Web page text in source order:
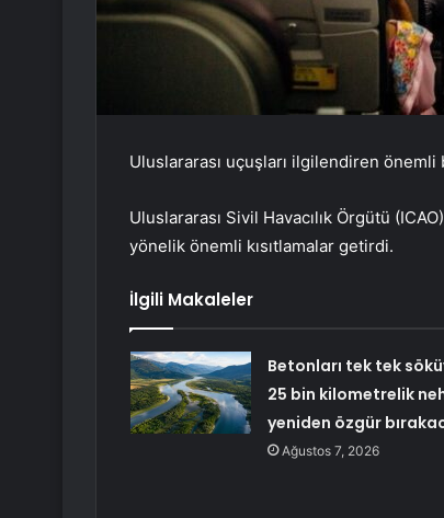
Uluslararası uçuşları ilgilendiren
Uluslararası Sivil Havacılık Örgütü
yönelik önemli kısıtlamalar getirdi.
İlgili Makaleler
Betonları tek tek
25 bin kilometrelik
yeniden özgür
Ağustos 7, 2026